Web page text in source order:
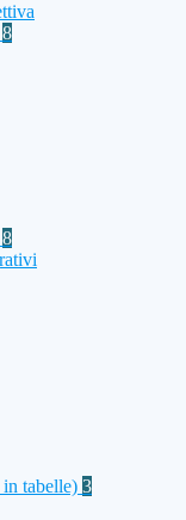
8
8
tabelle) 3